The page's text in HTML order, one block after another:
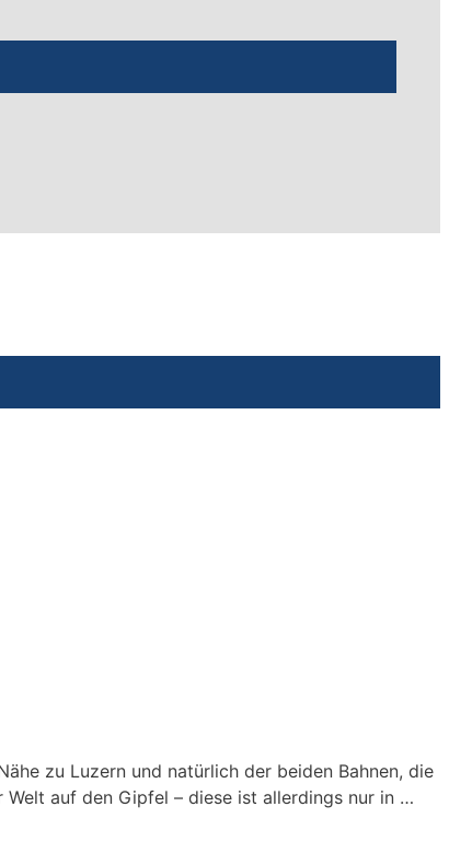
zu Luzern und natürlich der beiden Bahnen, die
auf den Gipfel – diese ist allerdings nur in …